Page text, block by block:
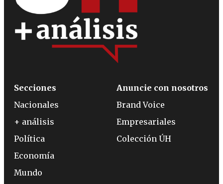
Secciones
Nacionales
+ análisis
Política
Economía
Mundo
Anuncie con nosotros
Brand Voice
Empresariales
Colección ÚH